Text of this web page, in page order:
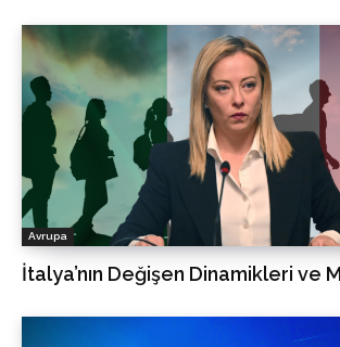
Avrupa
İtalya’nın Değişen Dinamikleri ve